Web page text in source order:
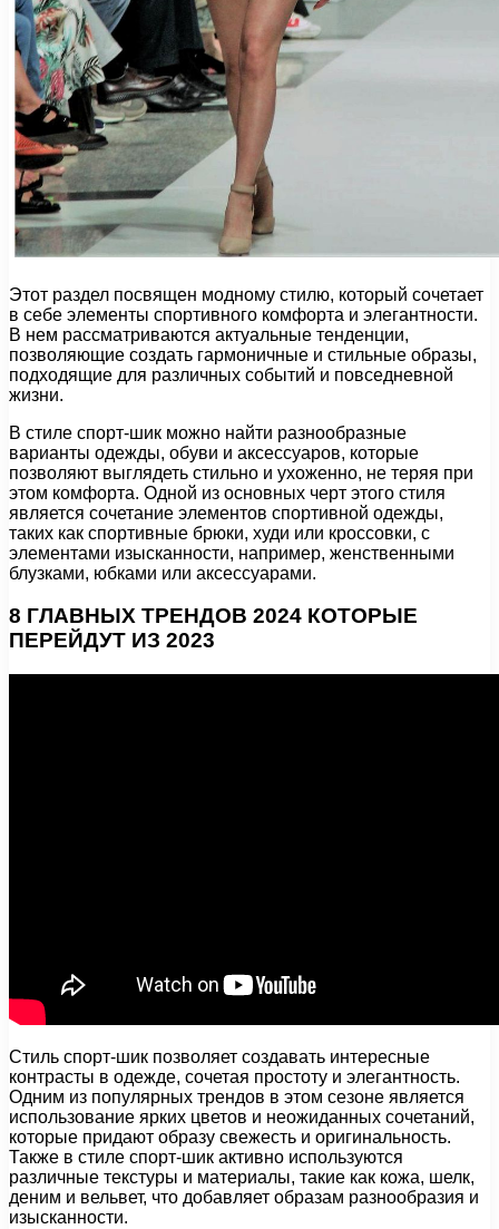
Этот раздел посвящен модному стилю, который сочетает
в себе элементы спортивного комфорта и элегантности.
В нем рассматриваются актуальные тенденции,
позволяющие создать гармоничные и стильные образы,
подходящие для различных событий и повседневной
жизни.
В стиле спорт-шик можно найти разнообразные
варианты одежды, обуви и аксессуаров, которые
позволяют выглядеть стильно и ухоженно, не теряя при
этом комфорта. Одной из основных черт этого стиля
является сочетание элементов спортивной одежды,
таких как спортивные брюки, худи или кроссовки, с
элементами изысканности, например, женственными
блузками, юбками или аксессуарами.
8 ГЛАВНЫХ ТРЕНДОВ 2024 КОТОРЫЕ
ПЕРЕЙДУТ ИЗ 2023
Стиль спорт-шик позволяет создавать интересные
контрасты в одежде, сочетая простоту и элегантность.
Одним из популярных трендов в этом сезоне является
использование ярких цветов и неожиданных сочетаний,
которые придают образу свежесть и оригинальность.
Также в стиле спорт-шик активно используются
различные текстуры и материалы, такие как кожа, шелк,
деним и вельвет, что добавляет образам разнообразия и
изысканности.